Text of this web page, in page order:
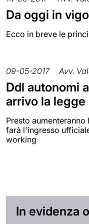
Da oggi in
Ecco in breve le
09-05-2017 Avv.
Ddl autonomi
arrivo la legge
Presto
farà l'ingresso
working
In evidenza